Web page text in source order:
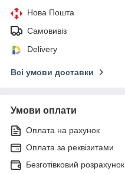
Нова Пошта
Самовивіз
Delivery
Всі умови доставки
Умови оплати
Оплата на рахунок
Оплата за реквізитами
Безготівковий розрахунок